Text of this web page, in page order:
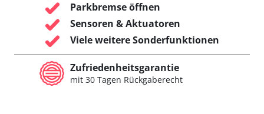
Parkbremse öffnen
Sensoren & Aktuatoren
Viele weitere Sonderfunktionen
Zufriedenheitsgarantie
mit 30 Tagen Rückgaberecht